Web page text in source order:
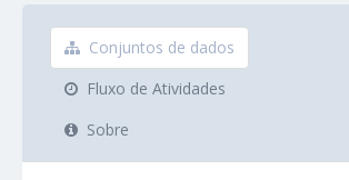
Sobre
Conjuntos de dados
Fluxo de Atividades
Sobre